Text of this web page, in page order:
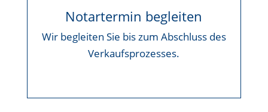
Notartermin begleiten
Wir begleiten Sie bis zum Abschluss des
Verkaufsprozesses.